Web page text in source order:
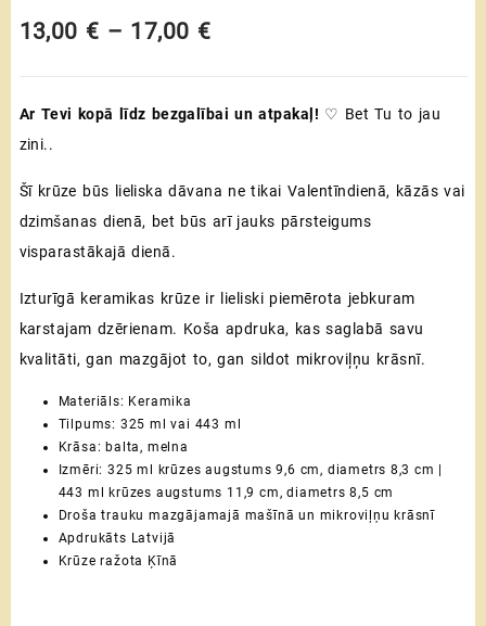
13,00 € – 17,00 €Price
13,00 €
17,00 €
Ar Tevi kopā līdz bezgalībai un atpakaļ! ♡ Bet Tu to jau
zini..
Šī krūze būs lieliska dāvana ne tikai Valentīndienā, kāzās vai
dzimšanas dienā, bet būs arī jauks pārsteigums
visparastākajā dienā.
Izturīgā keramikas krūze ir lieliski piemērota jebkuram
karstajam dzērienam. Koša apdruka, kas saglabā savu
kvalitāti, gan mazgājot to, gan sildot mikroviļņu krāsnī.
Materiāls: Keramika
Tilpums: 325 ml vai 443 ml
Krāsa: balta, melna
Izmēri: 325 ml krūzes augstums 9,6 cm, diametrs 8,3 cm |
443 ml krūzes augstums 11,9 cm, diametrs 8,5 cm
Droša trauku mazgājamajā mašīnā un mikroviļņu krāsnī
Apdrukāts Latvijā
Krūze ražota Ķīnā